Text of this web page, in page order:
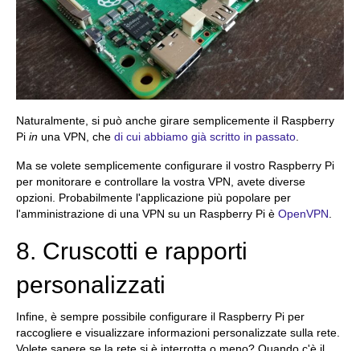
Naturalmente, si può anche girare semplicemente il Raspberry
Pi in una VPN, che di cui abbiamo già scritto in passato.
Ma se volete semplicemente configurare il vostro Raspberry Pi
per monitorare e controllare la vostra VPN, avete diverse
opzioni. Probabilmente l'applicazione più popolare per
l'amministrazione di una VPN su un Raspberry Pi è OpenVPN.
8. Cruscotti e rapporti
personalizzati
Infine, è sempre possibile configurare il Raspberry Pi per
raccogliere e visualizzare informazioni personalizzate sulla rete.